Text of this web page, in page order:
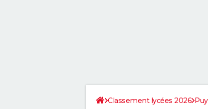
Classement lycées 2026